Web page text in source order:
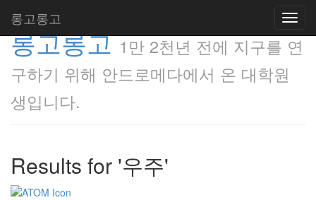
롱고롱고
롱고롱고 1만 2천년 전에 지구를 연
구하기 위해 안드로메다에서 온 대학원
생입니다.
Results for '우주'